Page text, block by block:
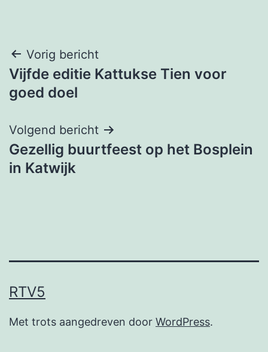
Bericht
navigatie
Vorig bericht
Vijfde editie Kattukse Tien voor
goed doel
Volgend bericht
Gezellig buurtfeest op het Bosplein
in Katwijk
RTV5
Met trots aangedreven door WordPress.